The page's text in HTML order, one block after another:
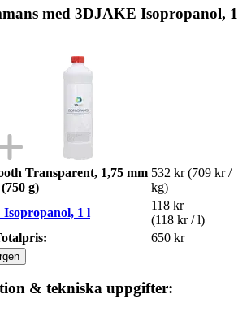
med 3DJAKE Isopropanol, 1
Transparent, 1,75 mm
(750 g)
532 kr (709 kr /
kg)
1 l
118 kr
(118 kr / l)
650 kr
& tekniska uppgifter: